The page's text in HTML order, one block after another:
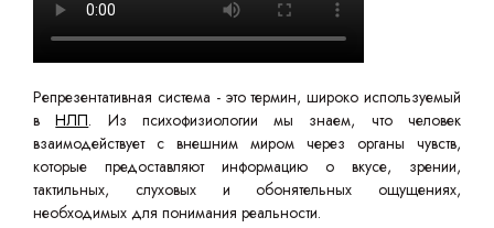
Репрезентативная система - это термин, широко используемый
вНЛП. Из психофизиологии мы знаем, что человек
взаимодействует с внешним миром через органы чувств,
которые предоставляют информацию о вкусе, зрении,
тактильных, слуховых и обонятельных ощущениях,
необходимых для понимания реальности.